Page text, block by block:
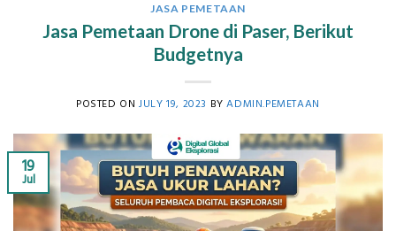
JASA PEMETAAN
Jasa Pemetaan Drone di Paser, Berikut
Budgetnya
POSTED ONJULY 19, 2023 BYADMIN.PEMETAAN
19
Jul